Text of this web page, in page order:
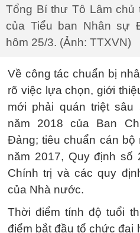
Tổng Bí thư Tô Lâm
của Tiểu ban Nhân sự
hôm 25/3. (Ảnh: TTXVN)
Về công tác chuẩn bị
rõ việc lựa chọn, giới
mới phải quán triệt
năm 2018 của Ban
Đảng; tiêu chuẩn cán bộ
năm 2017, Quy định số
Chính trị và các quy
của Nhà nước.
Thời điểm tính độ tuổi
điểm bắt đầu tổ chức đại